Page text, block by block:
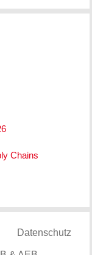
Chains
Datenschutz